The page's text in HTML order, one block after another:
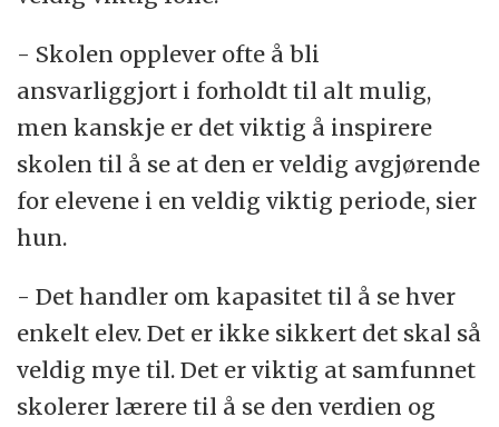
- Skolen opplever ofte å bli
ansvarliggjort i forholdt til alt mulig,
men kanskje er det viktig å inspirere
skolen til å se at den er veldig avgjørende
for elevene i en veldig viktig periode, sier
hun.
- Det handler om kapasitet til å se hver
enkelt elev. Det er ikke sikkert det skal så
veldig mye til. Det er viktig at samfunnet
skolerer lærere til å se den verdien og